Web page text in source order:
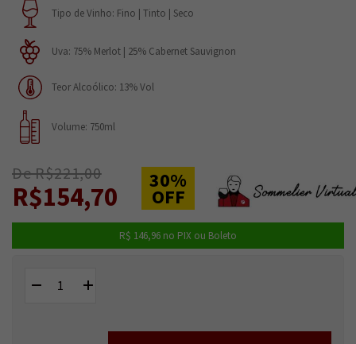
Tipo de Vinho: Fino | Tinto | Seco
Uva: 75% Merlot | 25% Cabernet Sauvignon
Teor Alcoólico: 13% Vol
Volume: 750ml
De R$221,00
R$154,70 30%
OFF
R$ 146,96 no PIX ou Boleto